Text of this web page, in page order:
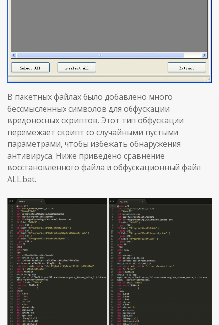
В пакетных файлах было добавлено много
бессмысленных символов для обфускации
вредоносных скриптов. Этот тип обфускации
перемежает скрипт со случайными пустыми
параметрами, чтобы избежать обнаружения
антивируса. Ниже приведено сравнение
восстановленного файла и обфускационный файл
ALL.bat.